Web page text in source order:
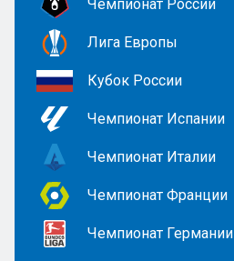
Чемпионат России
Лига Европы
Кубок России
Чемпионат Испании
Чемпионат Италии
Чемпионат Франции
Чемпионат Германии